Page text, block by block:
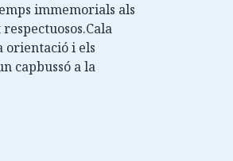
immemorials als
orientació i els
capbussó a la